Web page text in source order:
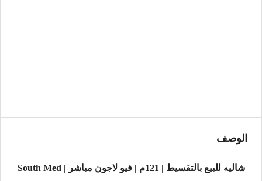
الوصف
شاليه للبيع بالتقسيط | 121م | فيو لاجون مباشر | South Med